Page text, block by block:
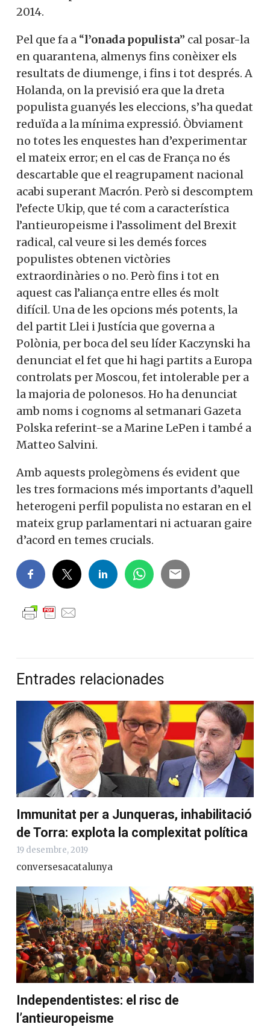
europees les enquestes li atorguen el 17%
representaria una disminució de també 10
punts en relació a les eleccions del 2014.
Pel que fa a “l’onada populista
” cal posar-
la en quarantena, almenys fins conèixer
els resultats de diumenge, i fins i tot
després. A Holanda, on la previsió era que
la dreta populista guanyés les eleccions,
s’ha quedat reduïda a la mínima
expressió. Òbviament no totes les
enquestes han d’experimentar el mateix
error; en el cas de França no és descartable
que el reagrupament nacional acabi
superant Macrón. Però si descomptem
l’efecte Ukip, que té com a característica
l’antieuropeisme i l’assoliment del Brexit
radical, cal veure si les demés forces
populistes obtenen victòries
extraordinàries o no. Però fins i tot en
aquest cas l’aliança entre elles és molt
difícil. Una de les opcions més potents, la
del partit Llei i Justícia que governa a
Polònia, per boca del seu líder Kaczynski
ha denunciat el fet que hi hagi partits a
Europa controlats per Moscou, fet
Ho ha denunciat amb noms i cognoms al
setmanari Gazeta Polska referint-se a
Marine LePen i també a Matteo Salvini.
Amb aquests prolegòmens és evident que
d’aquell heterogeni perfil populista no
estaran en el mateix grup parlamentari ni
Entrades relacionades
Immunitat per a Junqueras,
inhabilitació de Torra: explota la
complexitat política
19 desembre, 2019
conversesacatalunya
Vols col·laborar a
Converses a Catalunya?
Et convidem a participar i
ser un
membre actiu de la nostra
comunitat.
Si, vull col·laborar activament
No, però vull rebre el butlletí